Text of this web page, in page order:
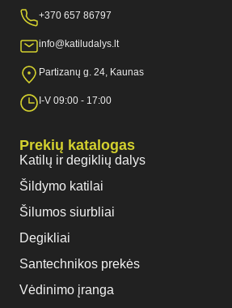
+370 657 86797
info@katiludalys.lt
Partizanų g. 24, Kaunas
I-V 09:00 - 17:00
Prekių katalogas
Katilų ir degiklių dalys
Šildymo katilai
Šilumos siurbliai
Degikliai
Santechnikos prekės
Vėdinimo įranga